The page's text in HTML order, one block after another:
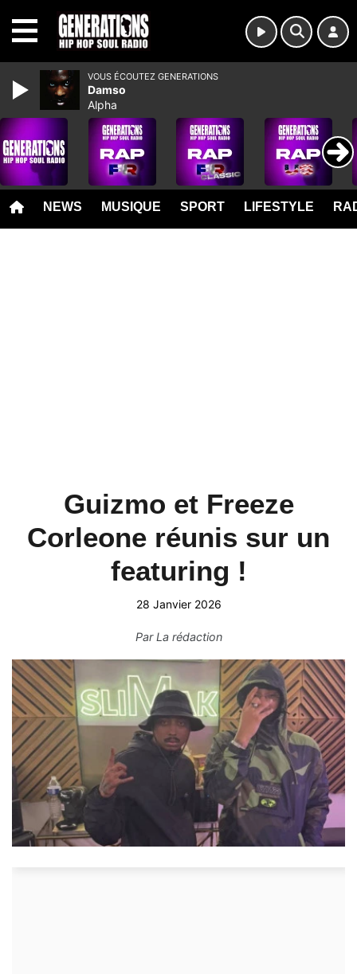
NEWS MUSIQUE SPORT LIFESTYLE
Guizmo et Freeze
Corleone réunis sur un
featuring !
28 Janvier 2026
ParLa rédaction
VOUS ÉCOUTEZ GENERATIONS
Damso
Alpha